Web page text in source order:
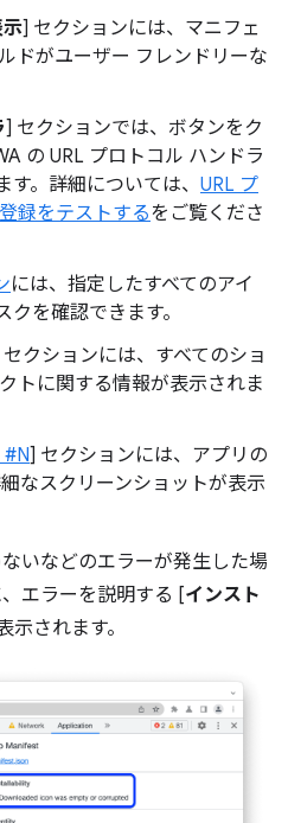
] セクションには、マニフェ
ドがユーザー フレンドリーな
] セクションでは、ボタンをク
の URL プロトコル ハンドラ
。詳細については、 URL プ
録をテストするをご覧くださ
には、指定したすべてのアイ
を確認できます。
セクションには、すべてのショ
トに関する情報が表示されま
#N] セクションには、アプリの
なスクリーンショットが表示
いなどのエラーが発生した場
エラーを説明する [インスト
示されます。